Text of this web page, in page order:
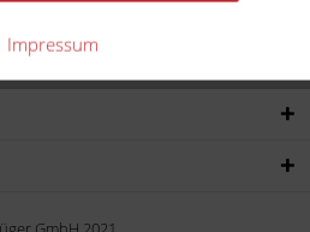
Impressum